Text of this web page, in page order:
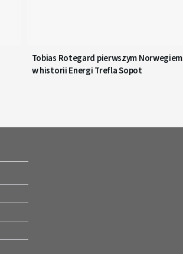
Tobias Rotegard pierwszym Norwegiem
w historii Energi Trefla Sopot